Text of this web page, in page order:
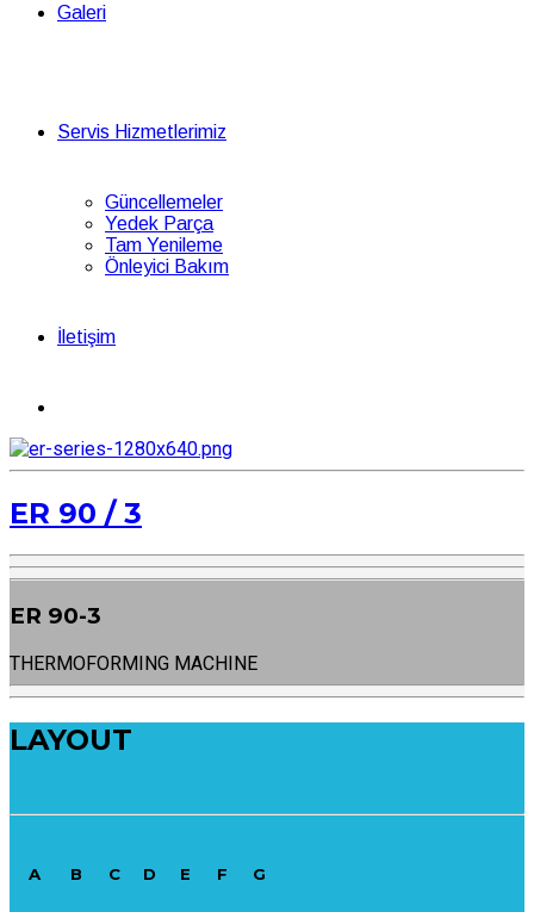
Galeri
Servis Hizmetlerimiz
Güncellemeler
Yedek Parça
Tam Yenileme
Önleyici Bakım
İletişim
ER 90 / 3
ER 90-3
THERMOFORMING MACHINE
LAYOUT
A B C D E F G